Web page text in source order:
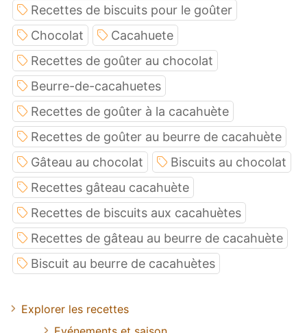
Recettes de biscuits pour le goûter
Chocolat
Cacahuete
Recettes de goûter au chocolat
Beurre-de-cacahuetes
Recettes de goûter à la cacahuète
Recettes de goûter au beurre de cacahuète
Gâteau au chocolat
Biscuits au chocolat
Recettes gâteau cacahuète
Recettes de biscuits aux cacahuètes
Recettes de gâteau au beurre de cacahuète
Biscuit au beurre de cacahuètes
Explorer les recettes